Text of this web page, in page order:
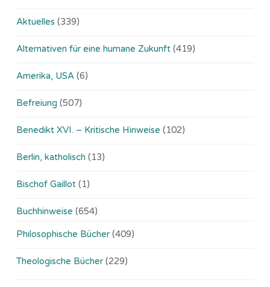
Aktuelles (339)
Alternativen für eine humane Zukunft (419)
Amerika, USA (6)
Befreiung (507)
Benedikt XVI. – Kritische Hinweise (102)
Berlin, katholisch (13)
Bischof Gaillot (1)
Buchhinweise (654)
Philosophische Bücher (409)
Theologische Bücher (229)